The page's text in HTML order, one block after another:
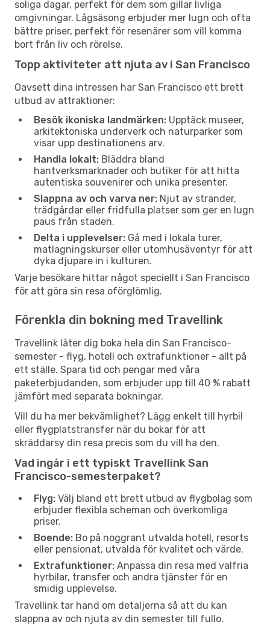
soliga dagar, perfekt för dem som gillar livliga
omgivningar. Lågsäsong erbjuder mer lugn och ofta
bättre priser, perfekt för resenärer som vill komma
bort från liv och rörelse.
Topp aktiviteter att njuta av i San Francisco
Oavsett dina intressen har San Francisco ett brett
utbud av attraktioner:
Besök ikoniska landmärken: Upptäck museer,
arkitektoniska underverk och naturparker som
visar upp destinationens arv.
Handla lokalt: Bläddra bland
hantverksmarknader och butiker för att hitta
autentiska souvenirer och unika presenter.
Slappna av och varva ner: Njut av stränder,
trädgårdar eller fridfulla platser som ger en lugn
paus från staden.
Delta i upplevelser: Gå med i lokala turer,
matlagningskurser eller utomhusäventyr för att
dyka djupare in i kulturen.
Varje besökare hittar något speciellt i San Francisco
för att göra sin resa oförglömlig.
Förenkla din bokning med Travellink
Travellink låter dig boka hela din San Francisco-
semester - flyg, hotell och extrafunktioner - allt på
ett ställe. Spara tid och pengar med våra
paketerbjudanden, som erbjuder upp till 40 % rabatt
jämfört med separata bokningar.
Vill du ha mer bekvämlighet? Lägg enkelt till hyrbil
eller flygplatstransfer när du bokar för att
skräddarsy din resa precis som du vill ha den.
Vad ingår i ett typiskt Travellink San
Francisco-semesterpaket?
Flyg: Välj bland ett brett utbud av flygbolag som
erbjuder flexibla scheman och överkomliga
priser.
Boende: Bo på noggrant utvalda hotell, resorts
eller pensionat, utvalda för kvalitet och värde.
Extrafunktioner: Anpassa din resa med valfria
hyrbilar, transfer och andra tjänster för en
smidig upplevelse.
Travellink tar hand om detaljerna så att du kan
slappna av och njuta av din semester till fullo.